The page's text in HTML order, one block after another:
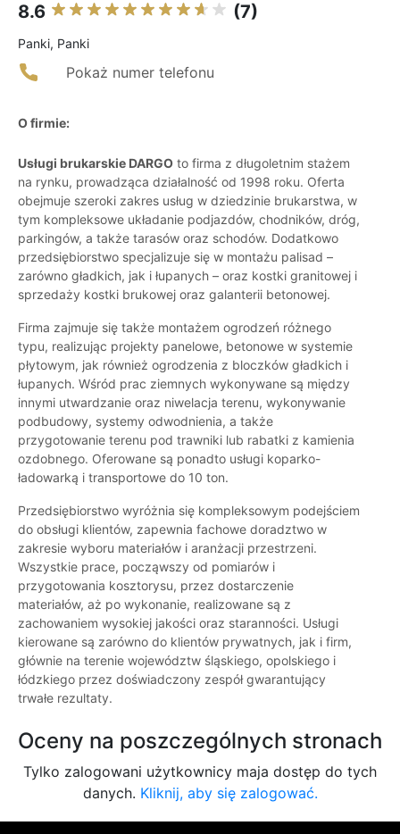
8.6 (7)
Panki, Panki
Pokaż numer telefonu
O firmie:
Usługi brukarskie DARGO to firma z długoletnim stażem
na rynku, prowadząca działalność od 1998 roku. Oferta
obejmuje szeroki zakres usług w dziedzinie brukarstwa, w
tym kompleksowe układanie podjazdów, chodników, dróg,
parkingów, a także tarasów oraz schodów. Dodatkowo
przedsiębiorstwo specjalizuje się w montażu palisad –
zarówno gładkich, jak i łupanych – oraz kostki granitowej i
sprzedaży kostki brukowej oraz galanterii betonowej.
Firma zajmuje się także montażem ogrodzeń różnego
typu, realizując projekty panelowe, betonowe w systemie
płytowym, jak również ogrodzenia z bloczków gładkich i
łupanych. Wśród prac ziemnych wykonywane są między
innymi utwardzanie oraz niwelacja terenu, wykonywanie
podbudowy, systemy odwodnienia, a także
przygotowanie terenu pod trawniki lub rabatki z kamienia
ozdobnego. Oferowane są ponadto usługi koparko-
ładowarką i transportowe do 10 ton.
Przedsiębiorstwo wyróżnia się kompleksowym podejściem
do obsługi klientów, zapewnia fachowe doradztwo w
zakresie wyboru materiałów i aranżacji przestrzeni.
Wszystkie prace, począwszy od pomiarów i
przygotowania kosztorysu, przez dostarczenie
materiałów, aż po wykonanie, realizowane są z
zachowaniem wysokiej jakości oraz staranności. Usługi
kierowane są zarówno do klientów prywatnych, jak i firm,
głównie na terenie województw śląskiego, opolskiego i
łódzkiego przez doświadczony zespół gwarantujący
trwałe rezultaty.
Oceny na poszczególnych stronach
Tylko zalogowani użytkownicy maja dostęp do tych
danych. Kliknij, aby się zalogować.